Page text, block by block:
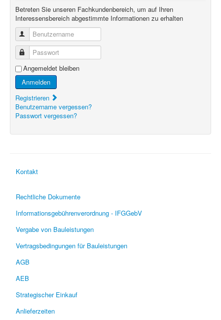
Betreten Sie unseren Fachkundenbereich, um auf Ihren
Interessensbereich abgestimmte Informationen zu erhalten
Benutzername
Passwort
Angemeldet bleiben
Anmelden
Registrieren
Benutzername vergessen?
Passwort vergessen?
Kontakt
Rechtliche Dokumente
Informationsgebührenverordnung - IFGGebV
Vergabe von Bauleistungen
Vertragsbedingungen für Bauleistungen
AGB
AEB
Strategischer Einkauf
Anlieferzeiten